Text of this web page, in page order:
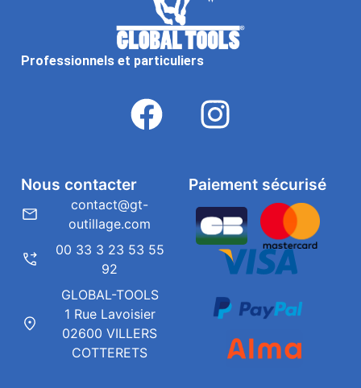
Professionnels et particuliers
Paiement sécurisé
Nous contacter
contact@gt-
outillage.com
00 33 3 23 53 55
92
GLOBAL-TOOLS
1 Rue Lavoisier
02600 VILLERS
COTTERETS